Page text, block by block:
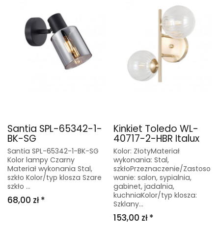
Santia SPL-65342-1-
BK-SG
Santia SPL-65342-1-BK-SG
Kolor lampy Czarny
Materiał wykonania Stal,
szkło Kolor/typ klosza Szare
szkło ...
68,00 zł *
Kinkiet Toledo WL-
40717-2-HBR Italux
Kolor: ZłotyMateriał
wykonania: Stal,
szkłoPrzeznaczenie/Zastoso
wanie: salon, sypialnia,
gabinet, jadalnia,
kuchniaKolor/typ klosza:
Szklany...
153,00 zł *